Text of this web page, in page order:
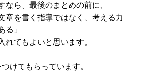
ら、最後のまとめの前に、
章を書く指導ではなく、考える力
る」
れてもよいと思います。
けてもらっています。